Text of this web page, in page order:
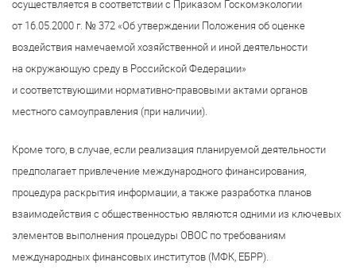
осуществляется в соответствии с Приказом Госкомэкологии
от 16.05.2000 г. № 372 «Об утверждении Положения об оценке
воздействия намечаемой хозяйственной и иной деятельности
на окружающую среду в Российской Федерации»
и соответствующими нормативно-правовыми актами органов
местного самоуправления (при наличии).
Кроме того, в случае, если реализация планируемой деятельности
предполагает привлечение международного финансирования,
процедура раскрытия информации, а также разработка планов
взаимодействия с общественностью являются одними из ключевых
элементов выполнения процедуры ОВОС по требованиям
международных финансовых институтов (МФК, ЕБРР).